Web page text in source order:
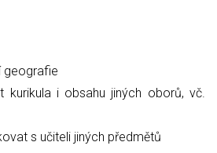
geografie
kurikula i obsahu jiných oborů, vč.
s učiteli jiných předmětů